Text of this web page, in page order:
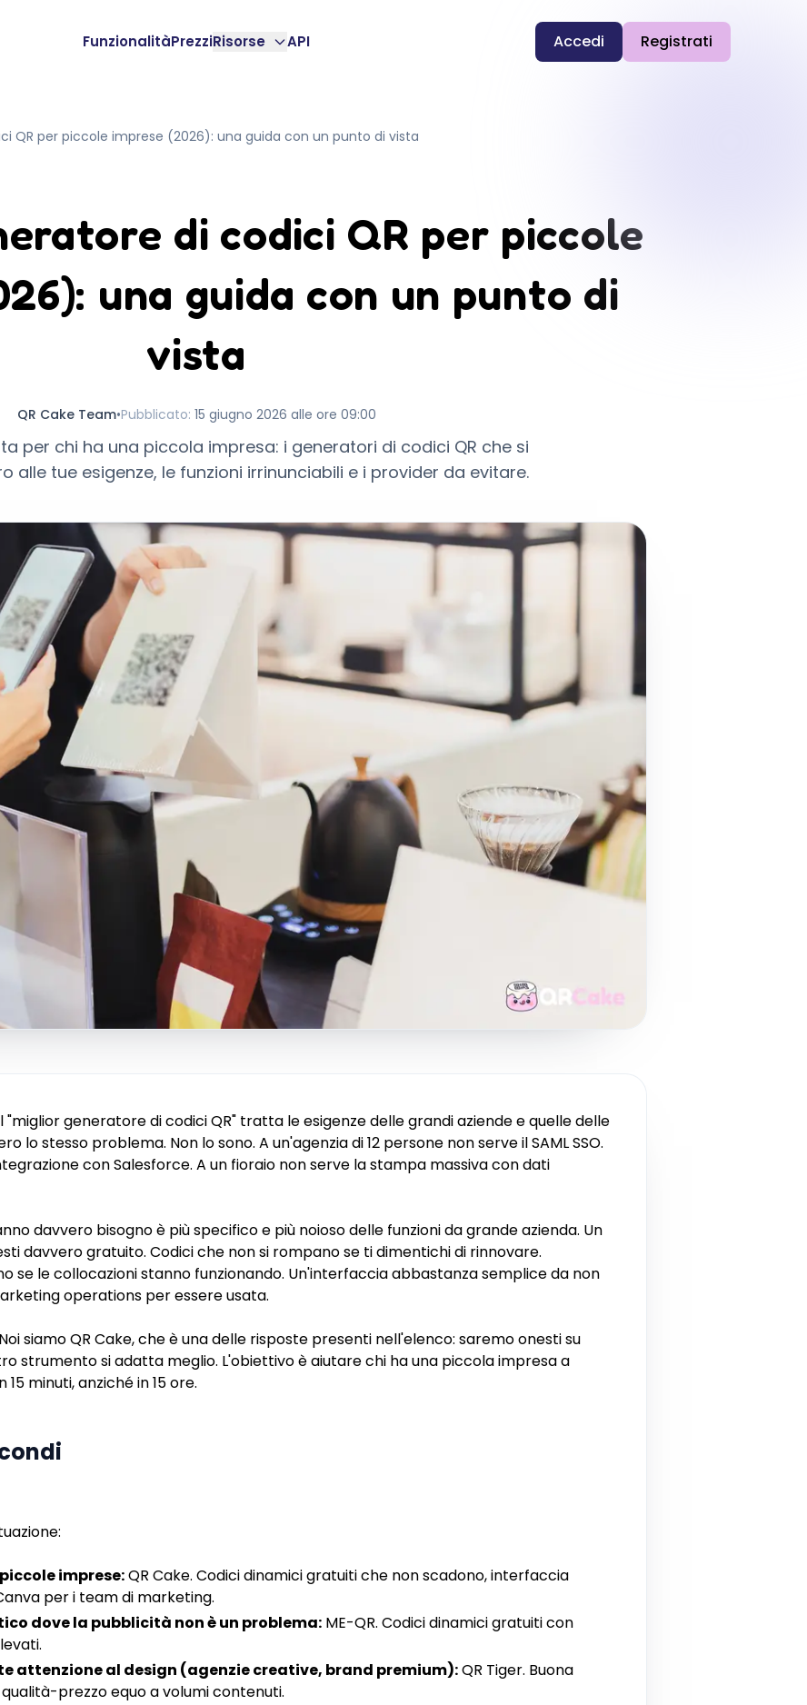
FunzionalitàPrezziRisorse API Accedi Registrati
QR per piccole imprese (2026): una guida con un punto di vista
di codici QR per piccole
una guida con un punto di
vista
QR Cake Team•Pubblicato: 15 giugno 2026 alle ore 09:00
per chi ha una piccola impresa: i generatori di codici QR che si
alle tue esigenze, le funzioni irrinunciabili e i provider da evitare.
generatore di codici QR" tratta le esigenze delle grandi aziende e quelle delle
lo stesso problema. Non lo sono. A un'agenzia di 12 persone non serve il SAML SSO.
con Salesforce. A un fioraio non serve la stampa massiva con dati
davvero bisogno è più specifico e più noioso delle funzioni da grande azienda. Un
davvero gratuito. Codici che non si rompano se ti dimentichi di rinnovare.
se le collocazioni stanno funzionando. Un'interfaccia abbastanza semplice da non
operations per essere usata.
siamo QR Cake, che è una delle risposte presenti nell'elenco: saremo onesti su
strumento si adatta meglio. L'obiettivo è aiutare chi ha una piccola impresa a
minuti, anziché in 15 ore.
imprese:QR Cake. Codici dinamici gratuiti che non scadono, interfaccia
per i team di marketing.
dove la pubblicità non è un problema:ME-QR. Codici dinamici gratuiti con
attenzione al design (agenzie creative, brand premium):QR Tiger. Buona
prezzo equo a volumi contenuti.